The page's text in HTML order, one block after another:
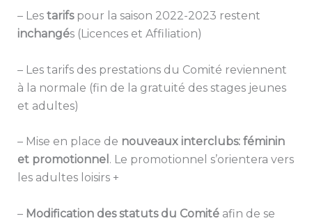
– Les tarifspour la saison 2022-2023 restent
inchangés (Licences et Affiliation)
– Les tarifs des prestations du Comité reviennent
à la normale (fin de la gratuité des stages jeunes
et adultes)
– Mise en place de nouveaux interclubs: féminin
et promotionnel . Le promotionnel s’orientera vers
les adultes loisirs +
– Modification des statuts du Comitéafin de se